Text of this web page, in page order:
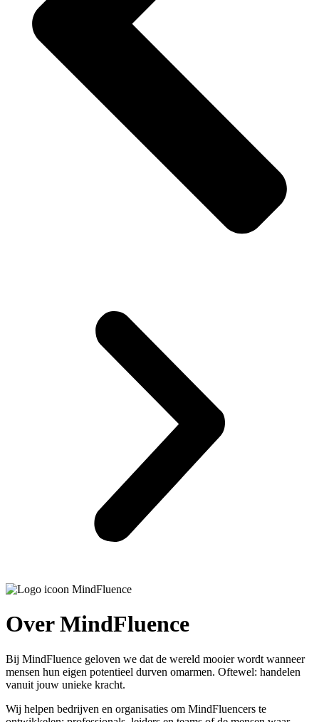
Over MindFluence
Bij MindFluence geloven we dat de wereld mooier wordt wanneer
mensen hun eigen potentieel durven omarmen. Oftewel: handelen
vanuit jouw unieke kracht.
Wij helpen bedrijven en organisaties om MindFluencers te